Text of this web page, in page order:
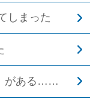
しまった
がある……